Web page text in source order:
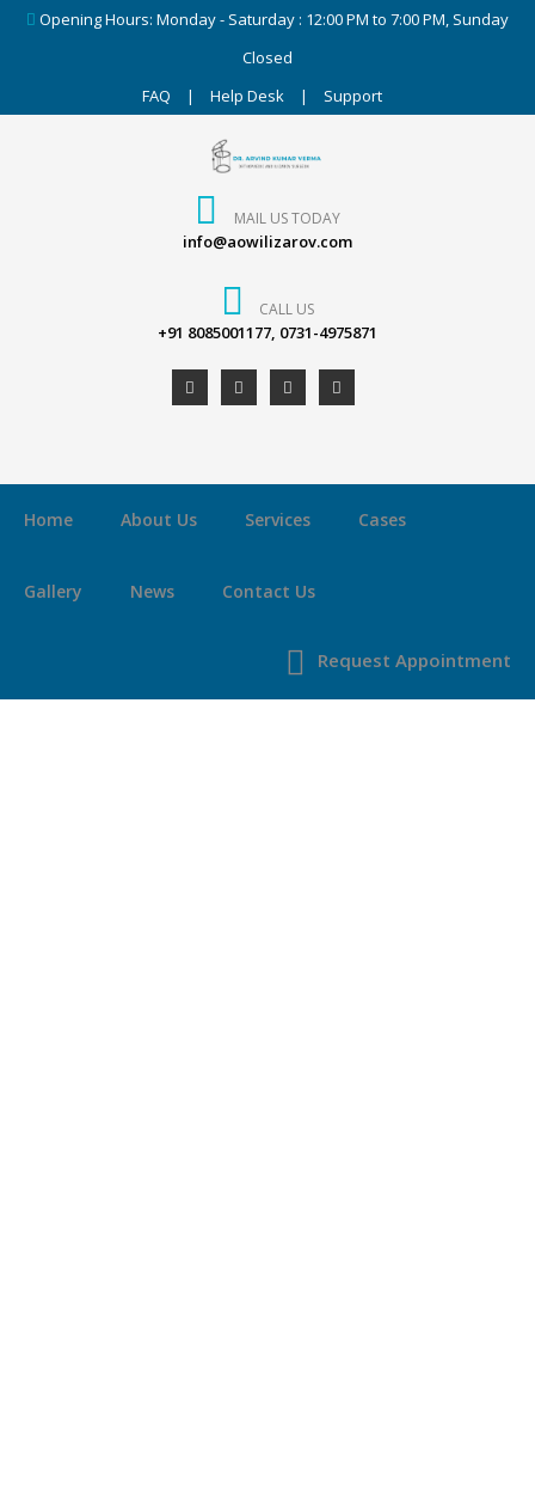
Opening Hours: Monday - Saturday : 12:00 PM to 7:00 PM, Sunday
Closed
FAQ
| Help Desk | Support
MAIL US TODAY
info@aowilizarov.com
CALL US
+91 8085001177, 0731-4975871
Home About Us Services Cases
Gallery News Contact Us
Request Appointment